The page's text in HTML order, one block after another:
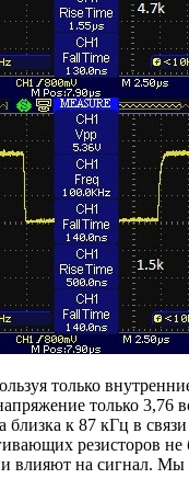
только
только 3,76
близка к 87 кГц в
резисторов
влияют на сигнал. Мы